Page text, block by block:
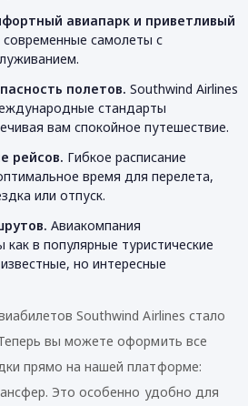
авиапарк и приветливый
самолеты с
полетов. Southwind Airlines
стандарты
вам спокойное путешествие.
рейсов. Гибкое расписание
время для перелета,
или отпуск.
Авиакомпания
как в популярные туристические
но интересные
Southwind Airlines стало
вы можете оформить все
прямо на нашей платформе:
Это особенно удобно для